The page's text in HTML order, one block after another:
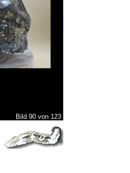
Bild 90 von 123